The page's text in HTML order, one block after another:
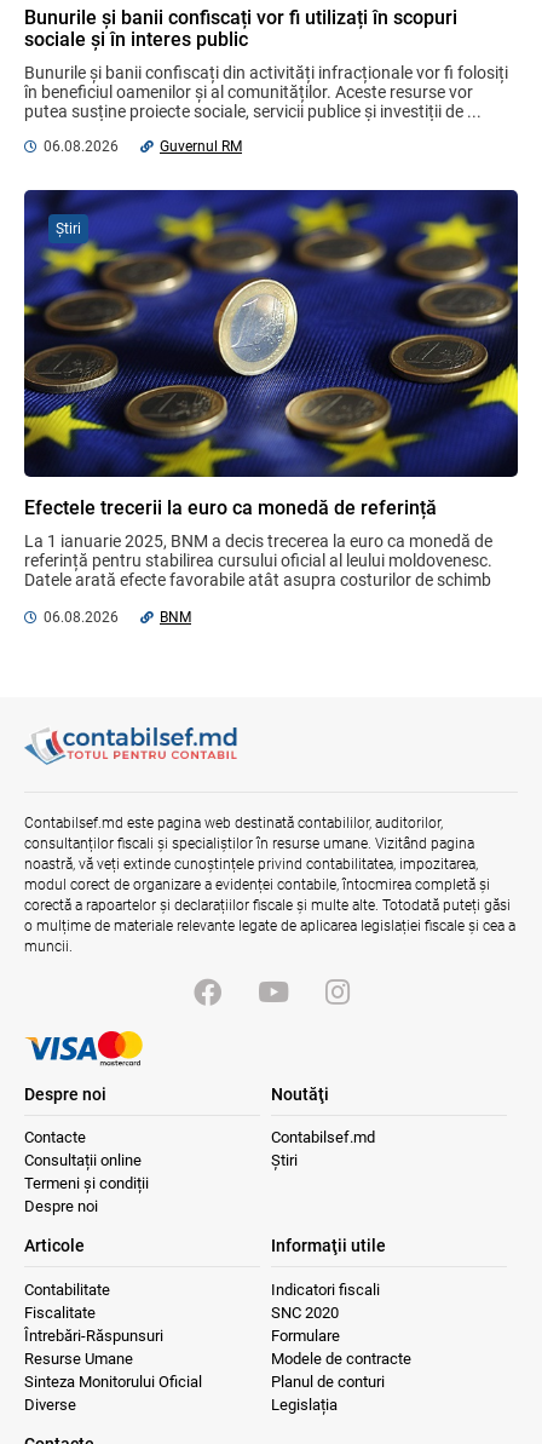
06.08.2026
MIA Plăți Instant: Soluția inovativă pentru
publice
Mai puține taxe pe muncă. Mai multă
stimulare a investițiilor. Mai ferm pe vicii.
Mai corect pe excepții.
07.08.2026 Ministerul Finațelor
Efectele trecerii la euro ca monedă de
referință
06.08.2026 BNM
Bunurile și banii confiscați vor fi utilizați
în scopuri sociale și în interes public
Guvernul RM
07.08.2026
Gala Financiară 2026 – solicitare de
nominalizare a candidaților
03.08.2026 Ministerul Finanțelor
Bunurile și banii confiscați vor fi utilizați în scopuri
sociale și în interes public
Bunurile și banii confiscați din activități infracționale vor fi folosiți
în beneficiul oamenilor și al comunităților. Aceste resurse vor
putea susține proiecte sociale, servicii publice și investiții de ...
06.08.2026 Guvernul RM
Efectele trecerii la euro ca monedă de referință
La 1 ianuarie 2025, BNM a decis trecerea la euro ca monedă de
referință pentru stabilirea cursului oficial al leului moldovenesc.
Datele arată efecte favorabile atât asupra costurilor de schimb
06.08.2026 BNM
Știri
Contabilsef.md este pagina web destinată contabililor, auditorilor,
consultanților fiscali și specialiștilor în resurse umane. Vizitând pagina
noastră, vă veți extinde cunoștințele privind contabilitatea, impozitarea,
modul corect de organizare a evidenței contabile, întocmirea completă și
corectă a rapoartelor și declarațiilor fiscale și multe alte. Totodată puteți găsi
o mulțime de materiale relevante legate de aplicarea legislației fiscale și cea a
muncii.
Despre noi
Contacte
Consultații online
Termeni și condiții
Despre noi
Noutăţi
Contabilsef.md
Știri
Articole
Contabilitate
Fiscalitate
Întrebări-Răspunsuri
Resurse Umane
Sinteza Monitorului Oficial
Diverse
Informaţii utile
Indicatori fiscali
SNC 2020
Formulare
Modele de contracte
Planul de conturi
Legislația